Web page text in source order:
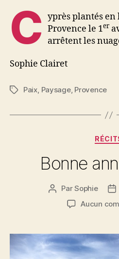
C yprès plantés en
Provence le 1er
arrêtent les
Sophie Clairet
Étiquettes
Paix, Paysage, Provence
Bonne
Auteur
l’article
ParSophie
Aucun